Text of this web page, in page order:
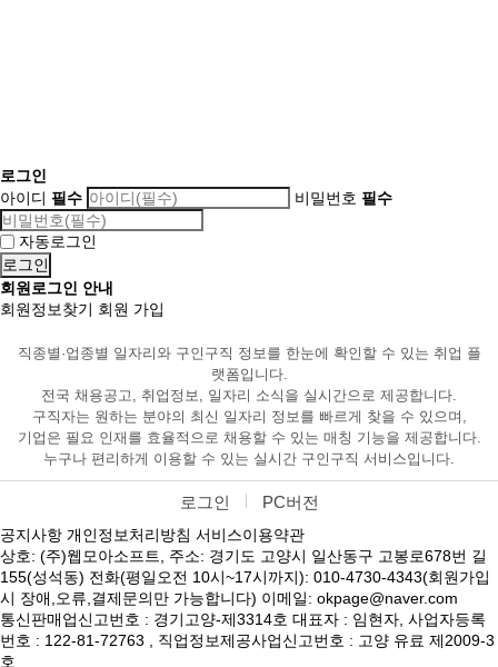
로그인
아이디 필수 비밀번호 필수
자동로그인
회원로그인 안내
회원정보찾기 회원 가입
직종별·업종별 일자리와 구인구직 정보를 한눈에 확인할 수 있는 취업 플
랫폼입니다.
전국 채용공고, 취업정보, 일자리 소식을 실시간으로 제공합니다.
구직자는 원하는 분야의 최신 일자리 정보를 빠르게 찾을 수 있으며,
기업은 필요 인재를 효율적으로 채용할 수 있는 매칭 기능을 제공합니다.
누구나 편리하게 이용할 수 있는 실시간 구인구직 서비스입니다.
로그인 PC버전
공지사항 개인정보처리방침 서비스이용약관
상호: (주)웹모아소프트, 주소: 경기도 고양시 일산동구 고봉로678번 길
155(성석동) 전화(평일오전 10시~17시까지): 010-4730-4343(회원가입
시 장애,오류,결제문의만 가능합니다) 이메일: okpage@naver.com
통신판매업신고번호 : 경기고양-제3314호 대표자 : 임현자, 사업자등록
번호 : 122-81-72763 , 직업정보제공사업신고번호 : 고양 유료 제2009-3
호